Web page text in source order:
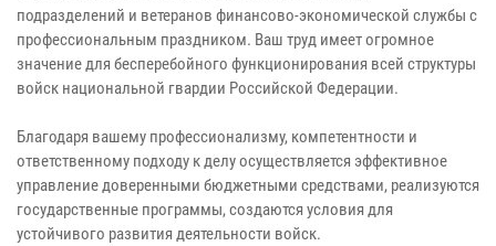
подразделений и ветеранов финансово-экономической службы с
профессиональным праздником. Ваш труд имеет огромное
значение для бесперебойного функционирования всей структуры
войск национальной гвардии Российской Федерации.
Благодаря вашему профессионализму, компетентности и
ответственному подходу к делу осуществляется эффективное
управление доверенными бюджетными средствами, реализуются
государственные программы, создаются условия для
устойчивого развития деятельности войск.